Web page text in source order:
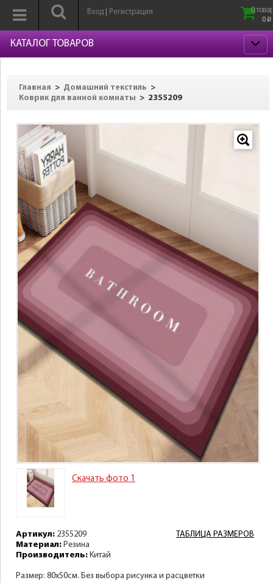
Вход Регистрация
0
0 p
КАТАЛОГ ТОВАРОВ
Главная > Домашний текстиль >
Коврик для ванной комнаты > 2355209
Скачать фото 1
ТАБЛИЦА РАЗМЕРОВ
Артикул: 2355209
Материал: Резина
Производитель: Китай
Размер: 80х50см. Без выбора рисунка и расцветки